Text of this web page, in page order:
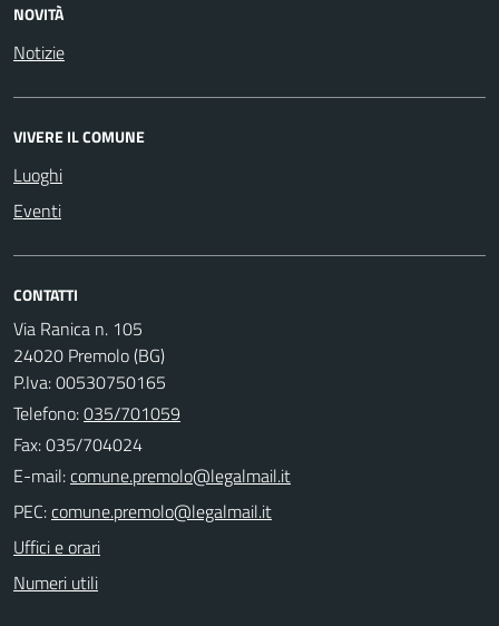
NOVITÀ
Notizie
VIVERE IL COMUNE
Luoghi
Eventi
CONTATTI
Via Ranica n. 105
24020 Premolo (BG)
P.Iva: 00530750165
Telefono:035/701059
Fax: 035/704024
E-mail:
PEC:
Uffici e orari
Numeri utili